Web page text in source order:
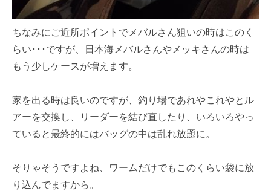
ちなみにご近所ポイントでメバルさん狙いの時はこのく
らい･･･ですが、日本海メバルさんやメッキさんの時は
もう少しケースが増えます。
家を出る時は良いのですが、釣り場であれやこれやとル
アーを交換し、リーダーを結び直したり、いろいろやっ
ていると最終的にはバッグの中は乱れ放題に。
そりゃそうですよね、ワームだけでもこのくらい袋に放
り込んでますから。